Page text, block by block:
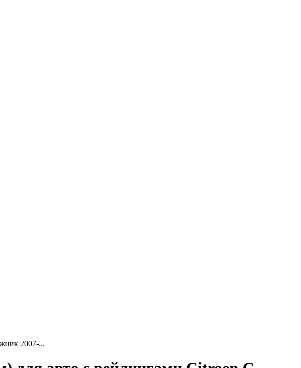
2007-...